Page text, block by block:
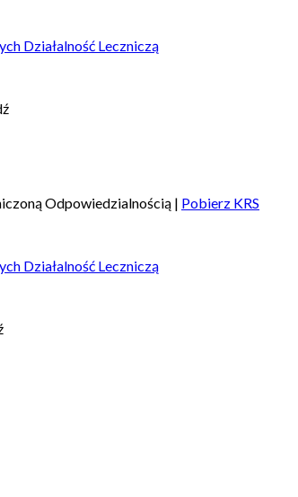
Działalność Leczniczą
Odpowiedzialnością | Pobierz KRS
Działalność Leczniczą